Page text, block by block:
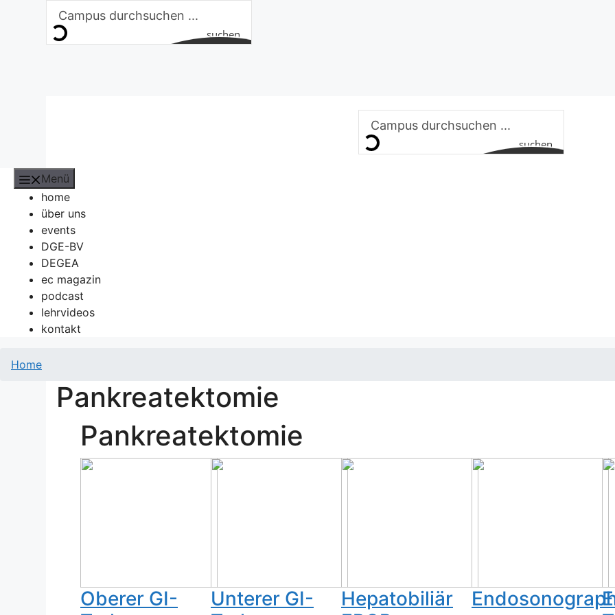
suchen
suchen
Menü
home
über uns
events
DGE-BV
DEGEA
ec magazin
podcast
lehrvideos
kontakt
Home
Pankreatektomie
Pankreatektomie
Oberer GI-
Unterer GI-
Hepatobiliär